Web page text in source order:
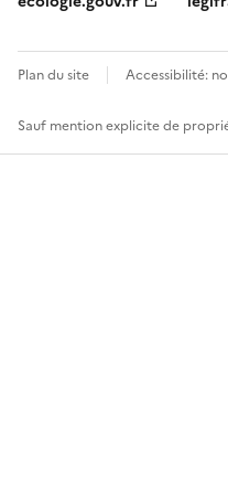
Plan du site Accessibilité:
Sauf mention explicite de